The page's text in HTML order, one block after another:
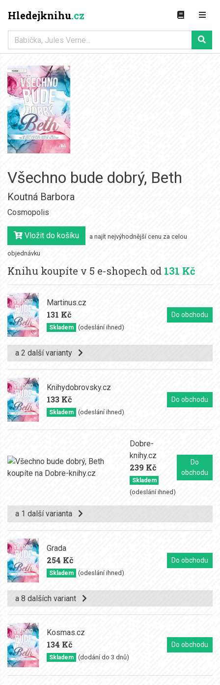
Hledejknihu.cz
Všechno bude dobrý, Beth
Koutná Barbora
Cosmopolis
Vložit do košíku a najít nejvýhodnější cenu za celou
objednávku
Knihu koupíte v 5 e-shopech od 131 Kč
Martinus.cz
131 Kč
Skladem (odeslání ihned)
Do obchodu
a 2 další varianty
Knihydobrovsky.cz
133 Kč
Skladem (odeslání ihned)
Do obchodu
Dobre-
knihy.cz
239 Kč
Skladem
(odeslání ihned)
Do
obchodu
a 1 další varianta
Grada
254 Kč
Skladem (odeslání ihned)
Do obchodu
a 8 dalších variant
Kosmas.cz
134 Kč
Skladem (dodání do 3 dnů)
Do obchodu